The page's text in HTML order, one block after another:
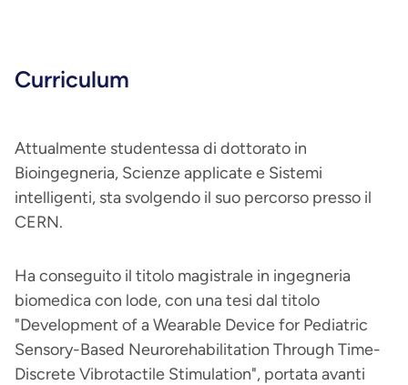
Curriculum
Attualmente studentessa di dottorato in
Bioingegneria, Scienze applicate e Sistemi
intelligenti, sta svolgendo il suo percorso presso il
CERN.
Ha conseguito il titolo magistrale in ingegneria
biomedica con lode, con una tesi dal titolo
"Development of a Wearable Device for Pediatric
Sensory-Based Neurorehabilitation Through Time-
Discrete Vibrotactile Stimulation", portata avanti